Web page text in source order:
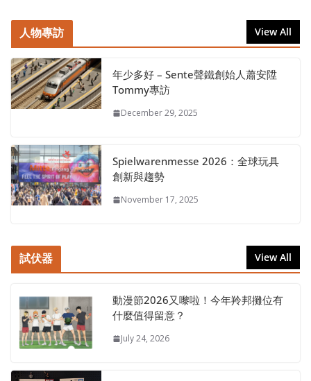
人物專訪 View All
年少多好 – Sente聲鐵創始人蕭安陞
Tommy專訪
December 29, 2025
Spielwarenmesse 2026：全球玩具
創新與趨勢
November 17, 2025
試伏器 View All
動漫節2026又嚟啦！今年羚邦攤位有
什麼值得留意？
July 24, 2026